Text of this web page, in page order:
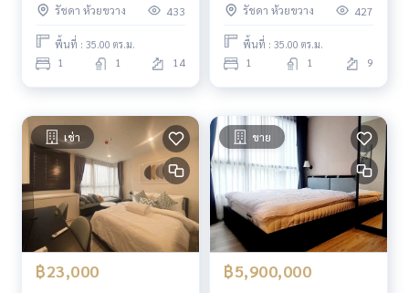
รัชดา ห้วยขวาง 433
พื้นที่ : 35.00 ตร.ม.
1 1 14
รัชดา ห้วยขวาง 427
พื้นที่ : 35.00 ตร.ม.
1 1 9
เช่า
฿23,000
ขาย
฿5,900,000